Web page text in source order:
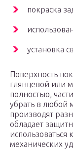
покраска
установка
Поверхность
глянцевой или
полностью,
убрать в любой
производят
обладает
механических